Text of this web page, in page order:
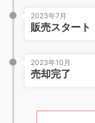
2023年7月
販売スタート
2023年10月
売却完了